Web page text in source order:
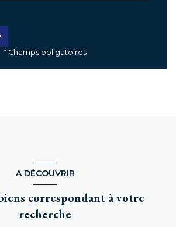
* Champs obligatoires
A DÉCOUVRIR
correspondant à votre
recherche